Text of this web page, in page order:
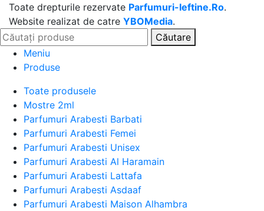
Toate drepturile rezervate Parfumuri-Ieftine.Ro.
Website realizat de catre YBOMedia.
Căutare
Meniu
Produse
Toate produsele
Mostre 2ml
Parfumuri Arabesti Barbati
Parfumuri Arabesti Femei
Parfumuri Arabesti Unisex
Parfumuri Arabesti Al Haramain
Parfumuri Arabesti Lattafa
Parfumuri Arabesti Asdaaf
Parfumuri Arabesti Maison Alhambra